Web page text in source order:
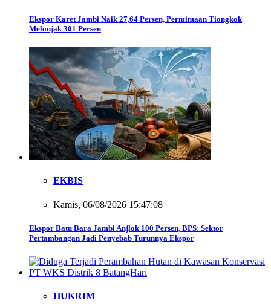
Ekspor Karet Jambi Naik 27,64 Persen, Permintaan Tiongkok
Melonjak 301 Persen
EKBIS
Kamis, 06/08/2026 15:47:08
Ekspor Batu Bara Jambi Anjlok 100 Persen, BPS: Sektor
Pertambangan Jadi Penyebab Turunnya Ekspor
HUKRIM